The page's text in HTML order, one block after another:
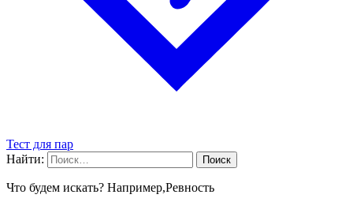
Тест для пар
Найти:
Что будем искать? Например,Ревность